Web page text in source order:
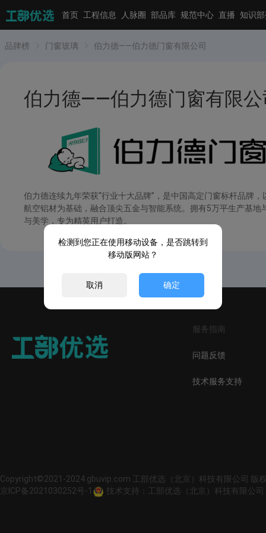
首页 工程信息 人脉圈 部品库 规范中心 直播 知识
品牌榜 门窗玻璃 伯力德——伯力德门窗有限公司
伯力德——伯力德门窗有限
伯力德连续九年荣获“行业十大品牌”，是中国高定门窗标杆品牌
航空铝材为基础，融合顶尖五金与智能系统。拥有5万平生产基
与美学，专为精英用户打造。
服务指南
问题反馈
技术服务支持
Copyright©2021-2024 gbuvip.com 工部优选（北京）科技有限公司 版
京ICP备2021030252号-1
技术支持：工部优选（北京）科技有限公司
检测到您正在使用移动设备，是否跳转到
移动版网站？
取消 确定